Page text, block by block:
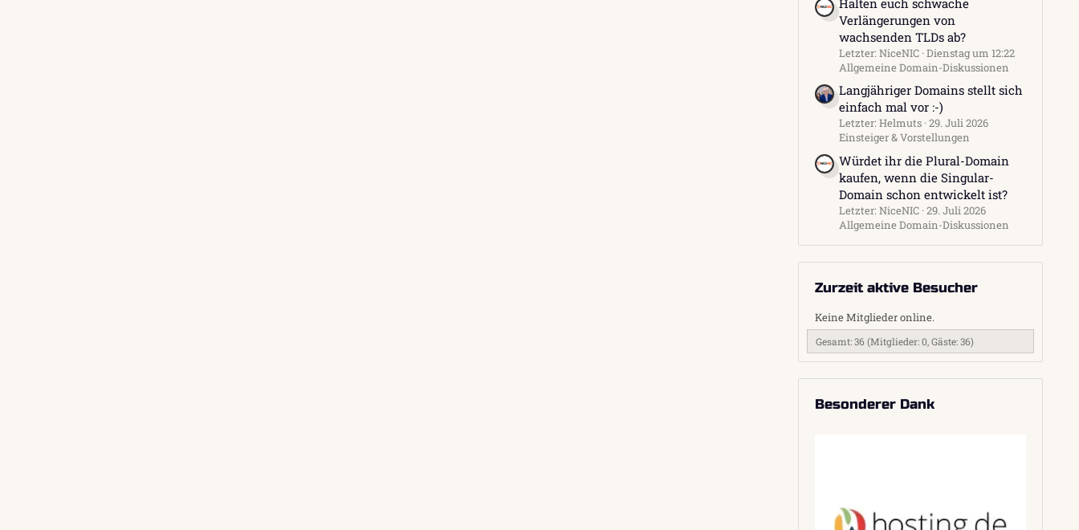
Verlängerungen von
wachsenden TLDs ab?
Letzter: NiceNIC Dienstag um 12:22
Allgemeine Domain-Diskussionen
Langjähriger Domains stellt sich
einfach mal vor :-)
Letzter: Helmuts 29. Juli 2026
Einsteiger & Vorstellungen
Würdet ihr die Plural-Domain
kaufen, wenn die Singular-
Domain schon entwickelt ist?
Letzter: NiceNIC 29. Juli 2026
Allgemeine Domain-Diskussionen
Zurzeit aktive Besucher
Keine Mitglieder online.
Gesamt: 36 (Mitglieder: 0, Gäste: 36)
Besonderer Dank